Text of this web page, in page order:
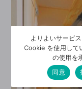
よりよいサービ
Cookie を使用して
の使用を
同意